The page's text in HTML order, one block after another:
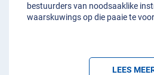
bestuurders van noodsaaklike
waarskuwings op die paaie te
LEES